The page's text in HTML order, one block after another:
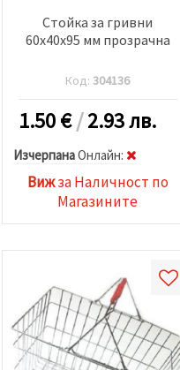
Стойка за гривни
60x40x95 мм прозрачна
Код:304136
1.50€/2.93 лв.
ИзчерпанаOнлайн:
Вижза Наличност по
Магазините